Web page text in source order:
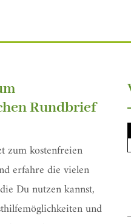
Rundbrief
zum kostenfreien
erfahre die vielen
Du nutzen kannst,
und